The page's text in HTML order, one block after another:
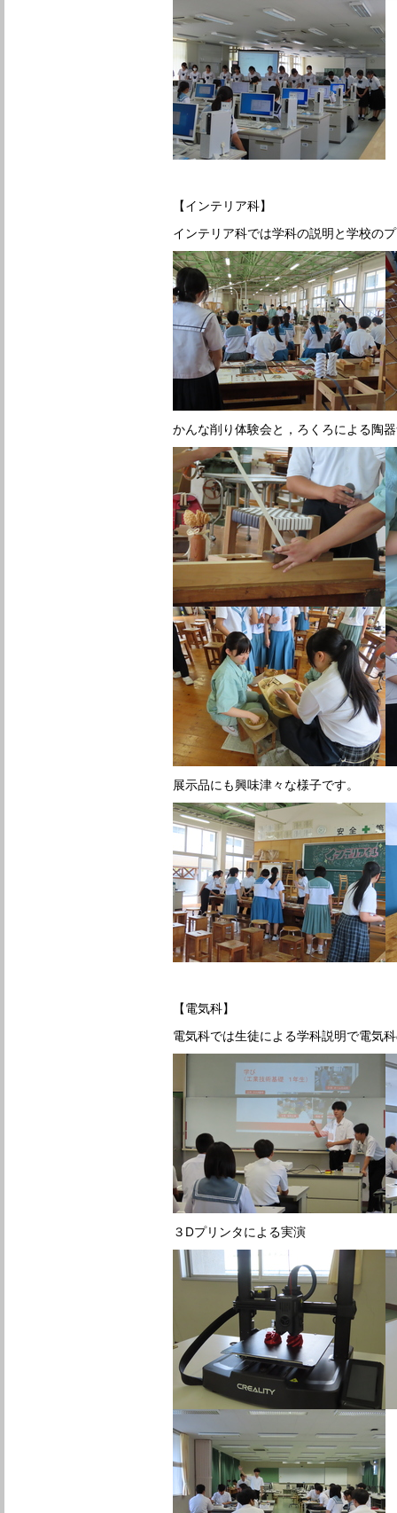
【インテリア科】
インテリア科では学科の説明と学校の
かんな削り体験会と，ろくろによる陶
展示品にも興味津々な様子です。
【電気科】
電気科では生徒による学科説明で電気
３Dプリンタによる実演